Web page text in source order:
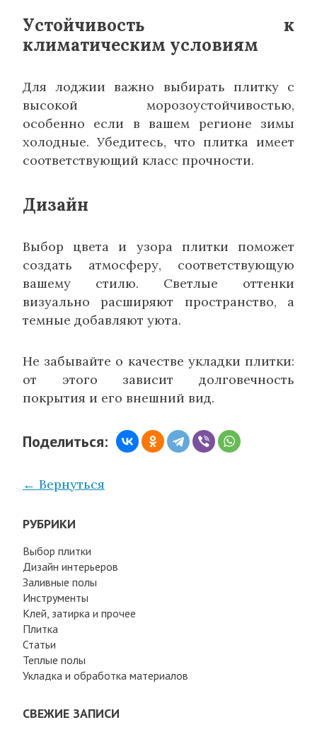
Устойчивость к
климатическим условиям
Для лоджии важно выбирать плитку с
высокой морозоустойчивостью,
особенно если в вашем регионе зимы
холодные. Убедитесь, что плитка имеет
соответствующий класс прочности.
Дизайн
Выбор цвета и узора плитки поможет
создать атмосферу, соответствующую
вашему стилю. Светлые оттенки
визуально расширяют пространство, а
темные добавляют уюта.
Не забывайте о качестве укладки плитки:
от этого зависит долговечность
покрытия и его внешний вид.
Поделиться:
← Вернуться
РУБРИКИ
Выбор плитки
Дизайн интерьеров
Заливные полы
Инструменты
Клей, затирка и прочее
Плитка
Статьи
Теплые полы
Укладка и обработка материалов
СВЕЖИЕ ЗАПИСИ